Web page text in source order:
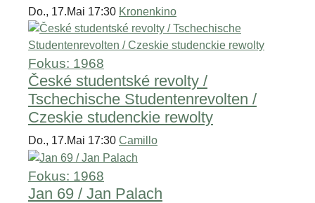
Do., 17.Mai 17:30 Kronenkino
Fokus: 1968
České studentské revolty /
Tschechische Studentenrevolten /
Czeskie studenckie rewolty
Do., 17.Mai 17:30 Camillo
Fokus: 1968
Jan 69 / Jan Palach